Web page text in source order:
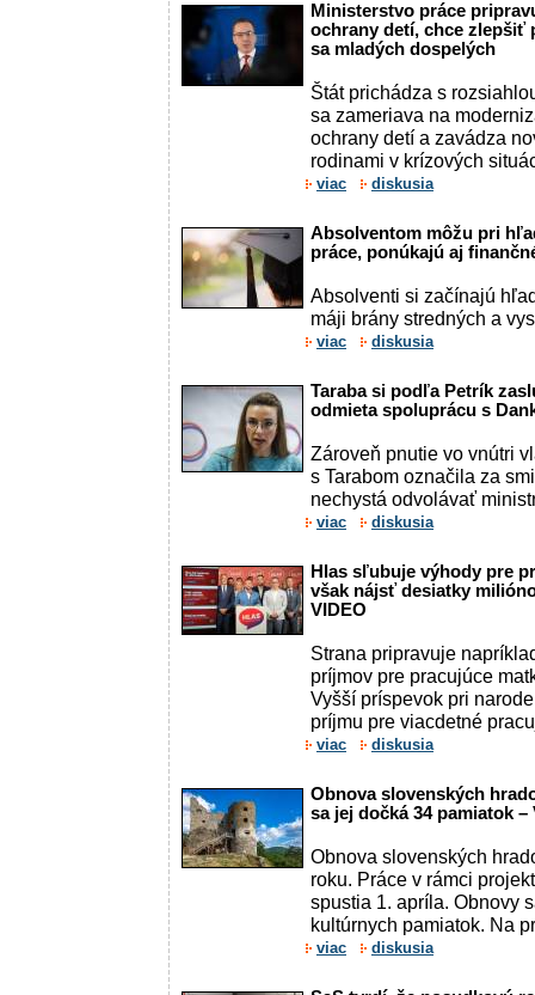
Ministerstvo práce
ochrany detí, chce zlepšiť
sa mladých dospelých
Štát prichádza s
sa zameriava na
ochrany detí a zavádza
rodinami v krízových
viac diskusia
Absolventom môžu pri
práce, ponúkajú aj
Absolventi si začínajú
máji brány stredných a
viac diskusia
Taraba si podľa Petrík
odmieta spoluprácu s
Zároveň pnutie vo vnútri
s Tarabom označila za
nechystá odvolávať
viac diskusia
Hlas sľubuje výhody pre
však nájsť desiatky
VIDEO
Strana pripravuje
príjmov pre pracujúce
Vyšší príspevok pri
príjmu pre viacdetné
viac diskusia
Obnova slovenských
sa jej dočká 34 pamiatok –
Obnova slovenských
roku. Práce v rámci
spustia 1. apríla. Obnovy
kultúrnych pamiatok. Na
viac diskusia